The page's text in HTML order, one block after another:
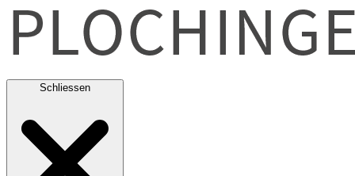
Schliessen